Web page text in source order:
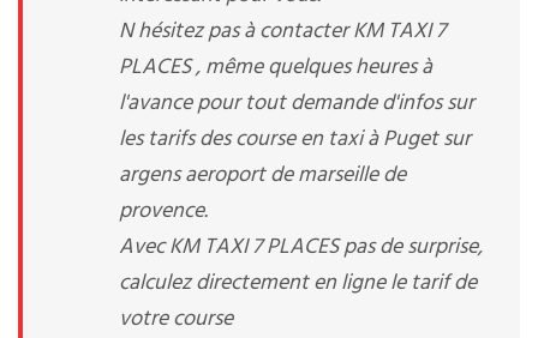
N hésitez pas à contacter KM TAXI 7
PLACES , même quelques heures à
l'avance pour tout demande d'infos sur
les tarifs des course en taxi à Puget sur
argens aeroport de marseille de
provence.
Avec KM TAXI 7 PLACES pas de surprise,
calculez directement en ligne le tarif de
votre course